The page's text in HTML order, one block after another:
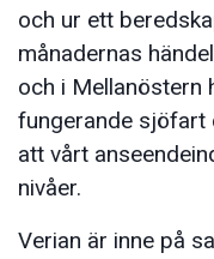
och ur ett
månadernas
och i Mellanöstern
fungerande sjöfart
att vårt
nivåer.
Verian är inne på